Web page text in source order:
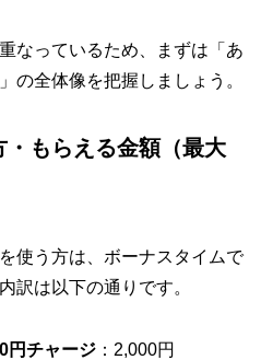
なっているため、まずは「あ
の全体像を把握しましょう。
もらえる金額（最大
使う方は、ボーナスタイムで
訳は以下の通りです。
円チャージ ：2,000円